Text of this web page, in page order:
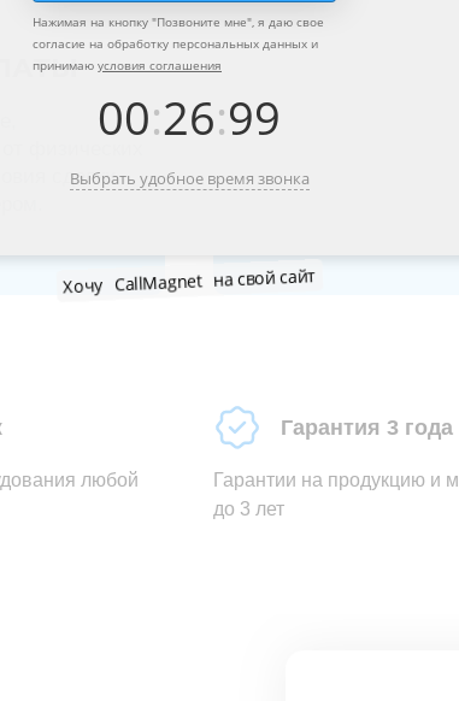
физических
сделки
любой
Гарантия 3 года
Гарантии на продукцию и
до 3 лет
Нажимая на кнопку "Позвоните мне", я даю свое
согласие на обработку персональных данных и
принимаю условия соглашения
00:26:99
Выбрать удобное время звонка
Хочу CallMagnet на свой сайт